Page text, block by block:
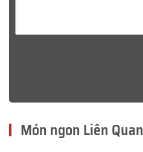
Món ngon Liên Quan